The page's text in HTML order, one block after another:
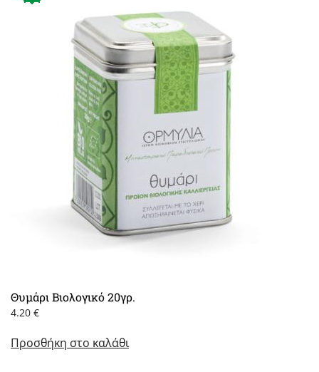
Θυμάρι Βιολογικό 20γρ.
4.20 €
Προσθήκη στο καλάθι